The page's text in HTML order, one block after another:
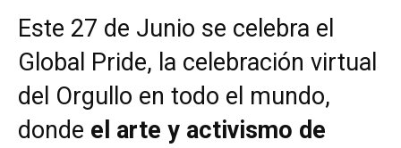
Este 27 de Junio se celebra el
Global Pride, la celebración virtual
del Orgullo en todo el mundo,
donde el arte y activismo de